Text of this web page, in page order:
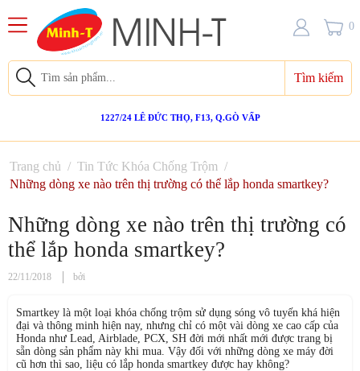
Tìm kiếm
1227/24 LÊ ĐỨC THỌ, F13, Q.GÒ VẤP
0
Trang chủ / Tin Tức Khóa Chống Trộm /
Những dòng xe nào trên thị trường có thể lắp honda smartkey?
Những dòng xe nào trên thị trường có
thể lắp honda smartkey?
22/11/2018 bởi
Smartkey là một loại khóa chống trộm sử dụng sóng vô tuyến khá hiện
đại và thông minh hiện nay, nhưng chỉ có một vài dòng xe cao cấp của
Honda như Lead, Airblade, PCX, SH đời mới nhất mới được trang bị
sẵn dòng sản phẩm này khi mua. Vậy đối với những dòng xe máy đời
cũ hơn thì sao, liệu có lắp honda smartkey được hay không?